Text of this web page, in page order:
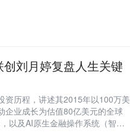
刘月婷复盘人生关键
资历程，讲述其2015年以100万美
企业成长为估值80亿美元的全球
以及AI原生金融操作系统（智能